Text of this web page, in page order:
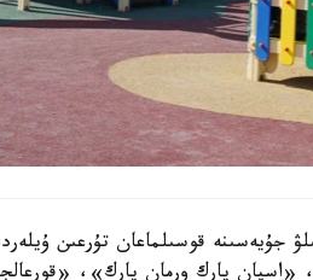
جۇيەسىنە قوسىلماعان تۇرعىن
پارك ورمان پارك»،